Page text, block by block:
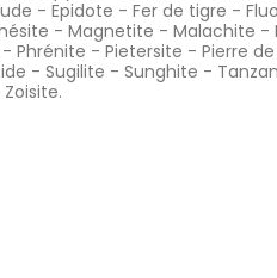
- Epidote - Fer de tigre -
- Magnetite - Malachite -
- Phrénite - Pietersite - Pierre
- Sugilite - Sunghite -
Zoisite.